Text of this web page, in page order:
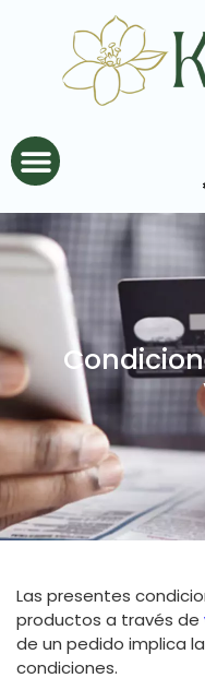
Las presentes
productos a través de
de un pedido implica
condiciones.